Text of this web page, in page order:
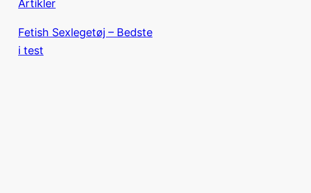
Artikler
Fetish Sexlegetøj – Bedste
i test